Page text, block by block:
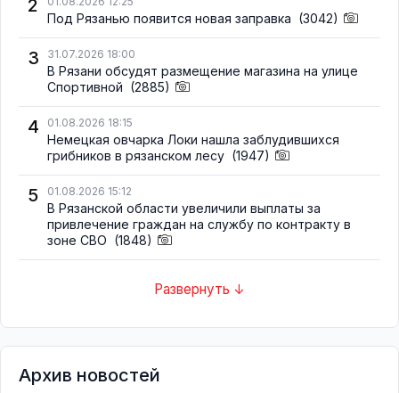
2
Под Рязанью появится новая заправка (3042)
3 31.07.2026 18:00
В Рязани обсудят размещение магазина на улице
Спортивной (2885)
4 01.08.2026 18:15
Немецкая овчарка Локи нашла заблудившихся
грибников в рязанском лесу (1947)
5 01.08.2026 15:12
В Рязанской области увеличили выплаты за
привлечение граждан на службу по контракту в
зоне СВО (1848)
Развернуть ↓
Архив новостей